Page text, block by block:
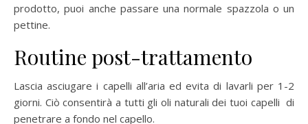
prodotto, puoi anche passare una normale spazzola o un
pettine.
Routine post-trattamento
Lascia asciugare i capelli all’aria ed evita di lavarli per 1-2
giorni. Ciò consentirà a tutti gli oli naturali dei tuoi capelli di
penetrare a fondo nel capello.